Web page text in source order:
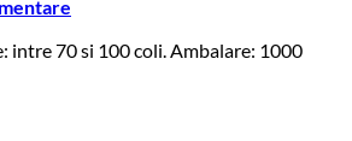
intre 70 si 100 coli. Ambalare: 1000